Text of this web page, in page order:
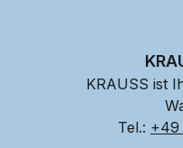
KRAUSS ist
Tel.: +49